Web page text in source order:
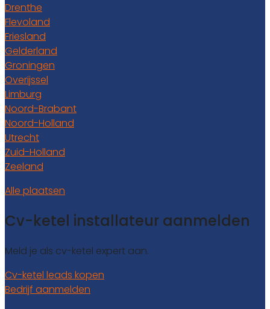
Drenthe
Flevoland
Friesland
Gelderland
Groningen
Overijssel
Limburg
Noord-Brabant
Noord-Holland
Utrecht
Zuid-Holland
Zeeland
Alle plaatsen
Cv-ketel installateur aanmelden
Meld je als cv-ketel expert aan.
Cv-ketel leads kopen
Bedrijf aanmelden